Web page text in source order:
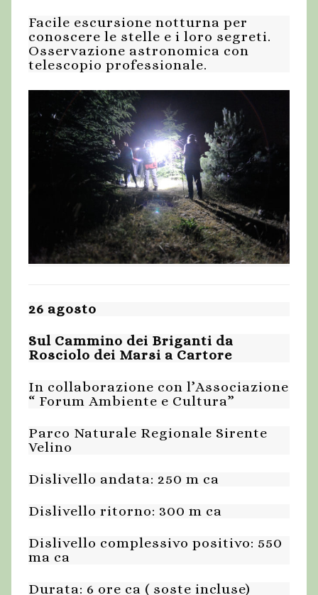
Facile escursione notturna per
conoscere le stelle e i loro segreti.
Osservazione astronomica con
telescopio professionale.
26 agosto
Sul Cammino dei Briganti da
Rosciolo dei Marsi a Cartore
In collaborazione con l’Associazione
“ Forum Ambiente e Cultura”
Parco Naturale Regionale Sirente
Velino
Dislivello andata: 250 m ca
Dislivello ritorno: 300 m ca
Dislivello complessivo positivo: 550
ma ca
Durata: 6 ore ca ( soste incluse)